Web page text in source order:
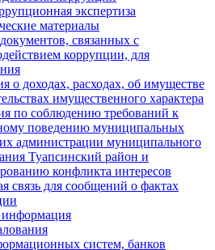
экспертиза
материалы
связанных с
коррупции, для
о доходах, расходах, об имуществе
имущественного характера
по соблюдению требований к
поведению муниципальных
администрации муниципального
Туапсинский район и
конфликта интересов
связь для сообщений о фактах
систем, банков